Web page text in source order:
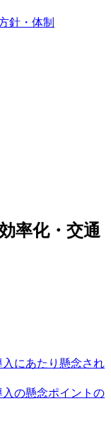
針・体制
率化・交通
にあたり懸念され
の懸念ポイントの